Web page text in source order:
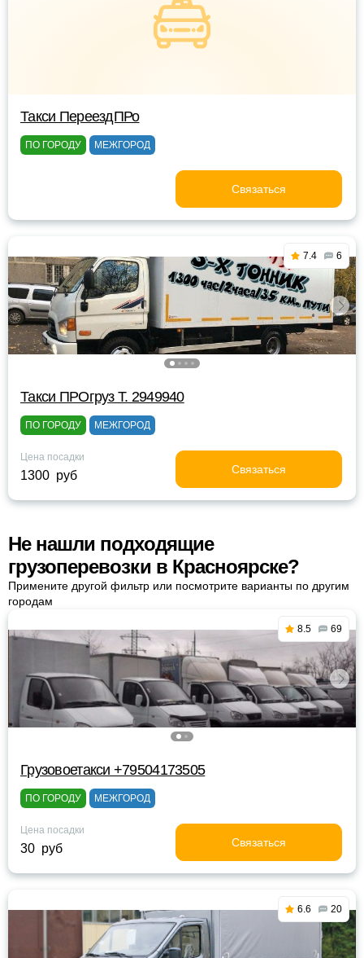
Такси ПереездПРо
ПО ГОРОДУ МЕЖГОРОД
Связаться
7.4 6
Такси ПРОгруз Т. 2949940
ПО ГОРОДУ МЕЖГОРОД
Цена посадки
1300 руб Связаться
Не нашли подходящие
грузоперевозки в Красноярске?
Примените другой фильтр или посмотрите варианты по другим
городам
8.5 69
Грузовоетакси +79504173505
ПО ГОРОДУ МЕЖГОРОД
Цена посадки
30 руб Связаться
6.6 20